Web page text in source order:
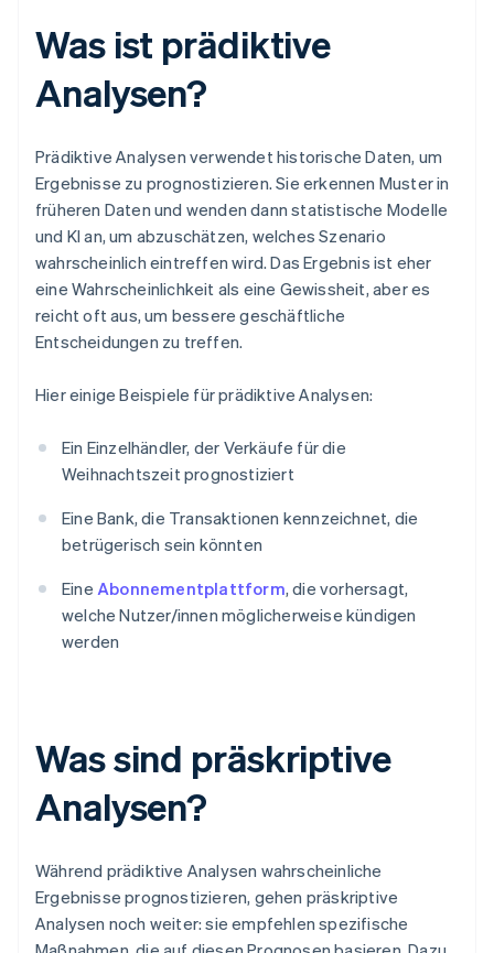
Was ist prädiktive
Analysen?
Prädiktive Analysen verwendet historische Daten, um
Ergebnisse zu prognostizieren. Sie erkennen Muster in
früheren Daten und wenden dann statistische Modelle
und KI an, um abzuschätzen, welches Szenario
wahrscheinlich eintreffen wird. Das Ergebnis ist eher
eine Wahrscheinlichkeit als eine Gewissheit, aber es
reicht oft aus, um bessere geschäftliche
Entscheidungen zu treffen.
Hier einige Beispiele für prädiktive Analysen:
Ein Einzelhändler, der Verkäufe für die
Weihnachtszeit prognostiziert
Eine Bank, die Transaktionen kennzeichnet, die
betrügerisch sein könnten
Eine Abonnementplattform, die vorhersagt,
welche Nutzer/innen möglicherweise kündigen
werden
Was sind präskriptive
Analysen?
Während prädiktive Analysen wahrscheinliche
Ergebnisse prognostizieren, gehen präskriptive
Analysen noch weiter: sie empfehlen spezifische